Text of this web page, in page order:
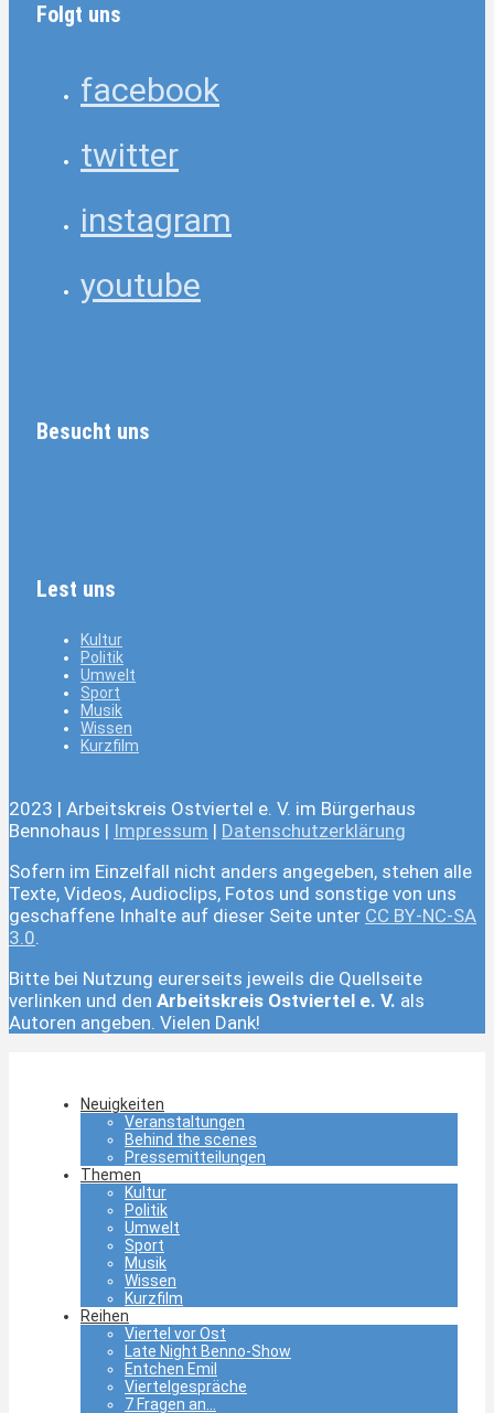
Folgt uns
facebook
twitter
instagram
youtube
Besucht uns
Lest uns
Kultur
Politik
Umwelt
Sport
Musik
Wissen
Kurzfilm
2023 | Arbeitskreis Ostviertel e. V. im Bürgerhaus
Bennohaus | Impressum | Datenschutzerklärung
Sofern im Einzelfall nicht anders angegeben, stehen alle
Texte, Videos, Audioclips, Fotos und sonstige von uns
geschaffene Inhalte auf dieser Seite unter CC BY-NC-SA
3.0.
Bitte bei Nutzung eurerseits jeweils die Quellseite
verlinken und den Arbeitskreis Ostviertel e. V. als
Autoren angeben. Vielen Dank!
Neuigkeiten
Veranstaltungen
Behind the scenes
Pressemitteilungen
Themen
Kultur
Politik
Umwelt
Sport
Musik
Wissen
Kurzfilm
Reihen
Viertel vor Ost
Late Night Benno-Show
Entchen Emil
Viertelgespräche
7 Fragen an…